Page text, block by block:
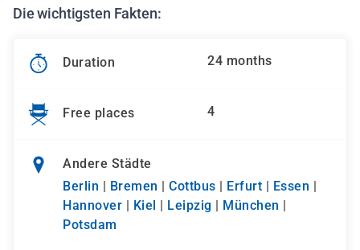
Die wichtigsten Fakten:
Duration 24 months
Free places 4
Andere Städte
Berlin
Bremen Cottbus Erfurt Essen
Hannover
Kiel Leipzig München
Potsdam